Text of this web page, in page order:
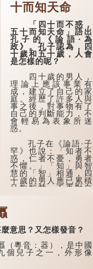
十而知天命
「四十而不惑，
五十而知天命」語出
孔子的《論語·為
政》。孔子認為，四
十歲和五十歲，人會
是怎樣的呢？
四十歲的男人，
理論上應該事業有
成，建立了自己的家
庭。經歷了許多人與
事之後，對事物有了
自己的判斷能力，不
會輕易為表象所迷
惑。
孔子在《論語·子
罕》也說：「知者不
惑，仁者不憂，勇者
不懼。」「知」與智
慧的「智」相通，四
十歲的男人應已累積
足夠智慧，不再對自
思？又怎樣發音？
粵音：器），是中國
個兒子之一，外形像